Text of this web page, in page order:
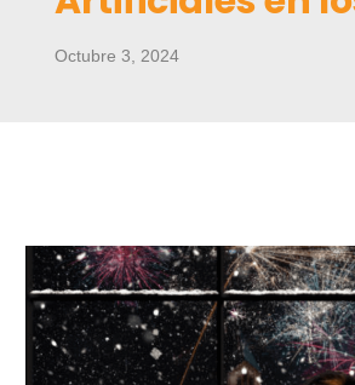
Octubre 3, 2024